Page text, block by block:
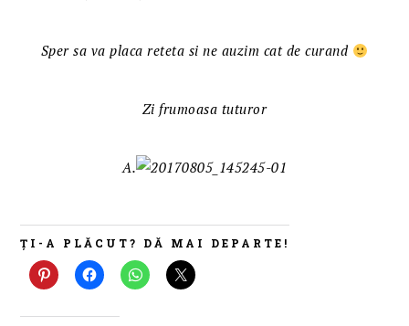
Sper sa va placa reteta si ne auzim cat de curand
Zi frumoasa tuturor
A.
ȚI-A PLĂCUT? DĂ MAI DEPARTE!